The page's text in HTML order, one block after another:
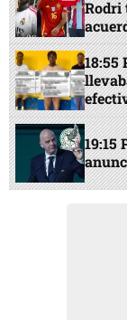
Rodri
18:55
19:15